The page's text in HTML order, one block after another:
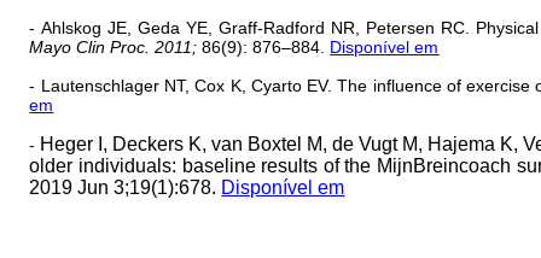
- Ahlskog JE, Geda YE, Graff-Radford NR, Petersen RC.
Mayo Clin Proc. 2011;86(9): 876–884. Disponível em
- Lautenschlager NT, Cox K, Cyarto EV. The influence of
em
- Heger I, Deckers K, van Boxtel M, de Vugt M, Hajema K,
older individuals: baseline results of the MijnBreincoach
2019 Jun 3;19(1):678. Disponível em